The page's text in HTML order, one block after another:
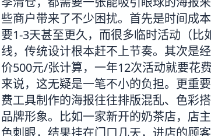
些商户带来了不少困扰。首先是时间成
要1-3天甚至更久，而很多临时活动（
线，传统设计根本赶不上节奏。其次是
价500元/张计算，一年12次活动就要花
来说，这无疑是一笔不小的负担。更重
费工具制作的海报往往排版混乱、色彩
品牌形象。比如一家新开的奶茶店，店
色刺眼，结果挂在门口几天，进店的顾